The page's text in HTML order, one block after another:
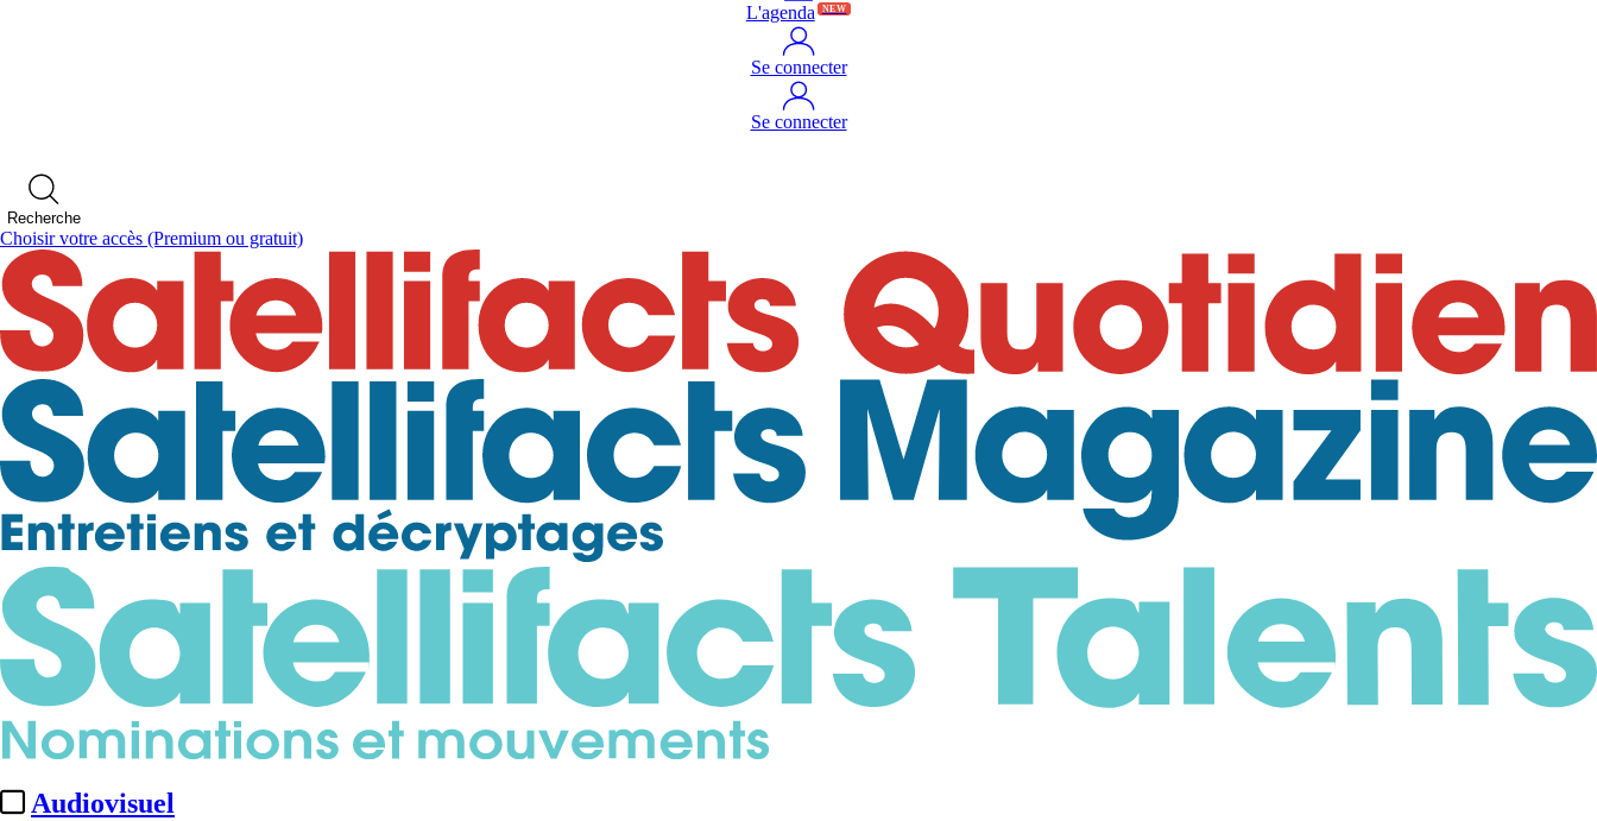
L'agenda NEW
Se connecter
Se connecter
Recherche
Choisir votre accès (Premium ou gratuit)
Audiovisuel